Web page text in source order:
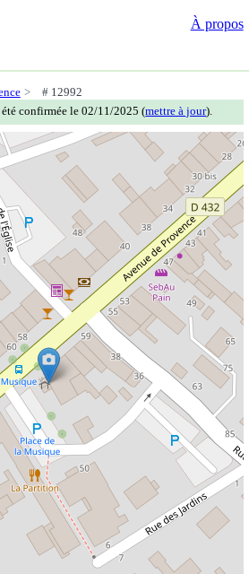
À propos
# 12992
confirmée le 02/11/2025 (mettre à jour).